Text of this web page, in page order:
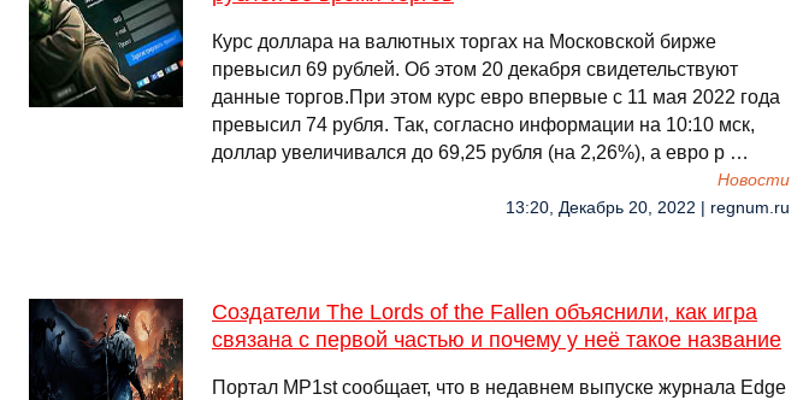
Курс доллара на валютных торгах на Московской бирже
превысил 69 рублей. Об этом 20 декабря свидетельствуют
данные торгов.При этом курс евро впервые с 11 мая 2022 года
превысил 74 рубля. Так, согласно информации на 10:10 мск,
доллар увеличивался до 69,25 рубля (на 2,26%), а евро р …
Новости
13:20, Декабрь 20, 2022 | regnum.ru
Создатели The Lords of the Fallen объяснили, как игра
связана с первой частью и почему у неё такое название
Портал MP1st сообщает, что в недавнем выпуске журнала Edge